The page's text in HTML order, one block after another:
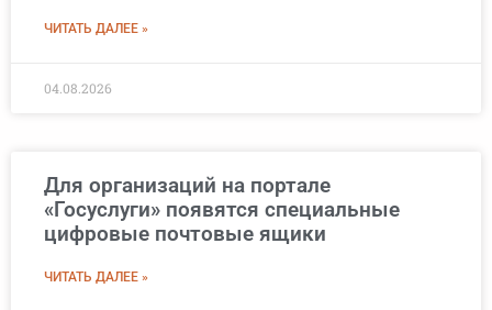
ЧИТАТЬ ДАЛЕЕ »
04.08.2026
Для организаций на портале
«Госуслуги» появятся специальные
цифровые почтовые ящики
ЧИТАТЬ ДАЛЕЕ »